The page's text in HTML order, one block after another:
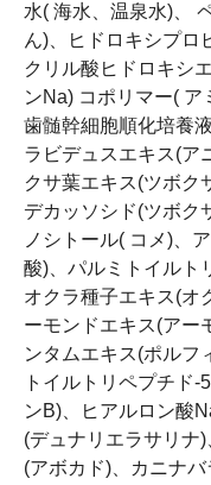
水( 海水、温泉水)、
ん)、ヒドロキシプロ
クリル酸ヒドロキシ
ンNa) コポリマー( ア
歯髄幹細胞順化培養
ラビデュスエキス(ア
クサ葉エキス(ツボク
デカッソシド(ツボク
ノシトール( コメ)、
酸)、パルミトイルト
オクラ種子エキス(オ
ーモンドエキス(アー
ンタムエキス(ポルフ
トイルトリペプチド-
ンB)、ヒアルロン酸
(デュナリエラサリナ
(アボカド)、カニナ